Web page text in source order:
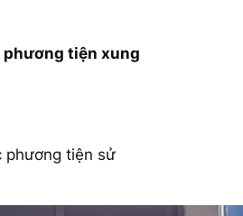
phương tiện xung
phương tiện sử